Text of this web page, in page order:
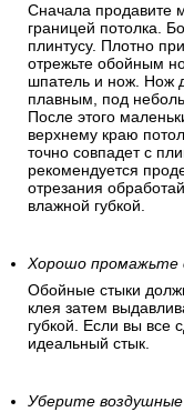
Сначала продавите
границей потолка.
плинтусу. Плотно
отрежьте обойным
шпатель и нож. Нож
плавным, под
После этого
верхнему краю
точно совпадет с
рекомендуется
отрезания
влажной губкой.
Хорошо промажьте
Обойные стыки
клея затем
губкой. Если вы все
идеальный стык.
Уберите воздушные